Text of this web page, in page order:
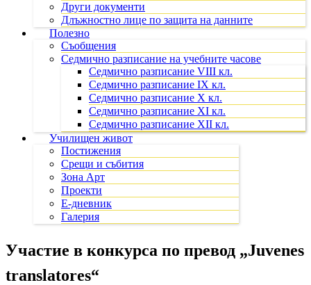
Други документи
Длъжностно лице по защита на данните
Полезно
Съобщения
Седмично разписание на учебните часове
Седмично разписание VIII кл.
Седмично разписание IX кл.
Седмично разписание X кл.
Седмично разписание XI кл.
Седмично разписание XII кл.
Училищен живот
Постижения
Срещи и събития
Зона Арт
Проекти
Е-дневник
Галерия
Участие в конкурса по превод „Juvenes
translatorеs“